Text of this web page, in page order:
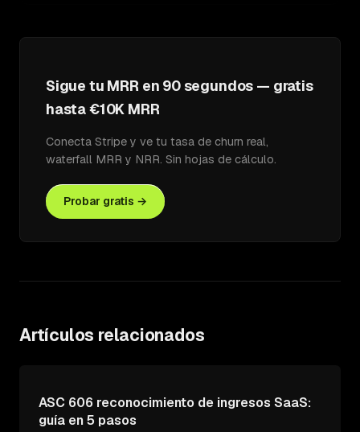
Sigue tu MRR en 90 segundos — gratis
hasta €10K MRR
Conecta Stripe y ve tu tasa de churn real,
waterfall MRR y NRR. Sin hojas de cálculo.
Probar gratis →
Artículos relacionados
ASC 606 reconocimiento de ingresos SaaS:
guía en 5 pasos